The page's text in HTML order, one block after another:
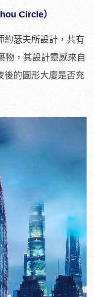
Circle）
約瑟夫所設計，共有
物，其設計靈感來自
後的圓形大廈是否充